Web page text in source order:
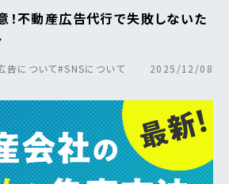
！不動産広告代行で失敗しないた
告について#SNSについて 2025/12/08